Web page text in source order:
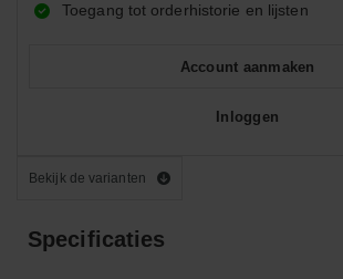
Bekijk de varianten
Specificaties
Toegang tot orderhistorie en lijsten
Account aanmaken
Inloggen